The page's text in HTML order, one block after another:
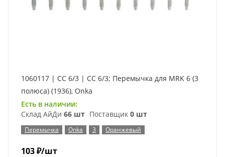
1060117 | CC 6/3 | CC 6/3; Перемычка для MRK 6 (3
полюса) (1936), Onka
Есть в наличии:
Склад АйДи 66 шт Поставщик 0 шт
Перемычка Onka 3 Оранжевый
103₽/шт